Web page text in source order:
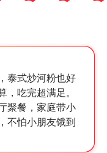
泰式炒河粉也好
，吃完超满足。
聚餐，家庭带小
不怕小朋友饿到